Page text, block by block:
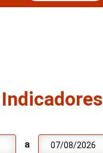
Indicadores
a